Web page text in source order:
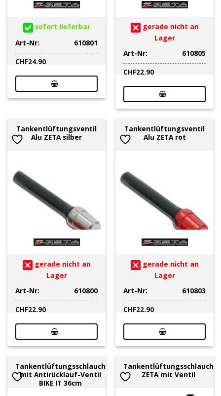
sofort lieferbar
Art-Nr:
610801
CHF24.90
gerade nicht an
Lager
Art-Nr:
610805
CHF22.90
Tankentlüftungsventil
Alu ZETA silber
gerade nicht an
Lager
Art-Nr:
610800
CHF22.90
Tankentlüftungsventil
Alu ZETA rot
gerade nicht an
Lager
Art-Nr:
610803
CHF22.90
Tankentlüftungsschlauch
mit Antirücklauf-Ventil
BIKE IT 36cm
Tankentlüftungsschlauch
ZETA mit Ventil